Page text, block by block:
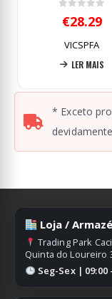
€28.29
VICSPFA
LER MAIS
* Exceto
Loja /
Trading Park
Quinta do Loureiro
Seg-Sex | 09:00